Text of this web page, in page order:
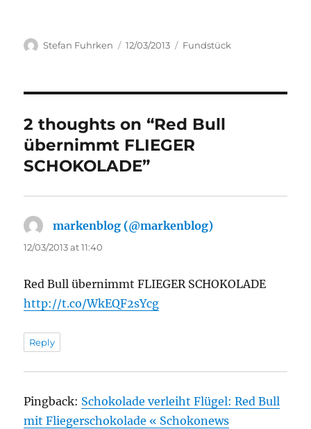
Author
Stefan Fuhrken
Posted
12/03/2013 Categories
Fundstück
2 thoughts on “Red Bull
übernimmt FLIEGER
SCHOKOLADE”
markenblog (@markenblog)
12/03/2013 at 11:40
Red Bull übernimmt FLIEGER SCHOKOLADE
http://t.co/WkEQF2sYcg
Reply
Pingback: Schokolade verleiht Flügel: Red Bull
mit Fliegerschokolade « Schokonews